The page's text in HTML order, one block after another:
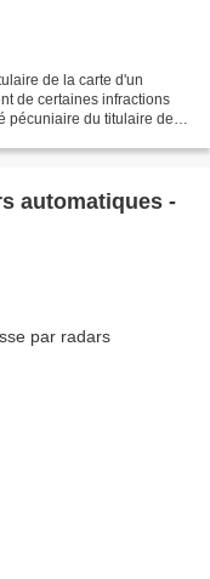
de la carte d'un
de certaines infractions
du titulaire de la
automatiques -